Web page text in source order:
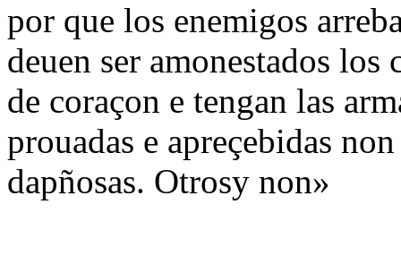
por que los enemigos
deuen ser amonestados los
de coraçon e tengan las
prouadas e apreçebidas
dapñosas. Otrosy non»